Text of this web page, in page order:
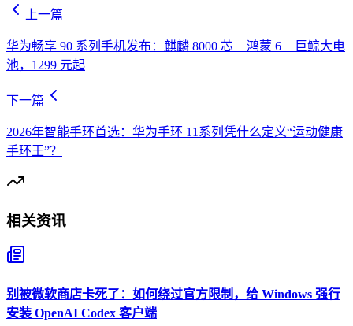
上一篇
华为畅享 90 系列手机发布：麒麟 8000 芯 + 鸿蒙 6 + 巨鲸大电
池，1299 元起
下一篇
2026年智能手环首选：华为手环 11系列凭什么定义“运动健康
手环王”？
相关资讯
别被微软商店卡死了：如何绕过官方限制，给 Windows 强行
安装 OpenAI Codex 客户端